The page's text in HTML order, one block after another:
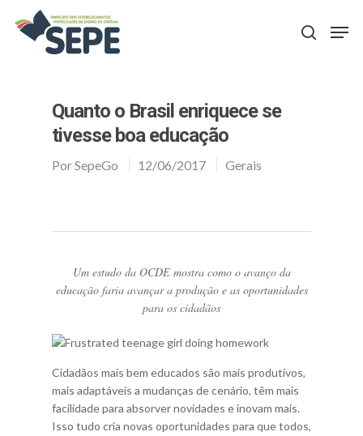
Quanto o Brasil enriquece se
tivesse boa educação
PorSepeGo 12/06/2017 Gerais
Um estudo da OCDE mostra como o avanço da
educação faria avançar a produção e as oportunidades
para os cidadãos
Cidadãos mais bem educados são mais produtivos,
mais adaptáveis a mudanças de cenário, têm mais
facilidade para absorver novidades e inovam mais.
Isso tudo cria novas oportunidades para que todos,